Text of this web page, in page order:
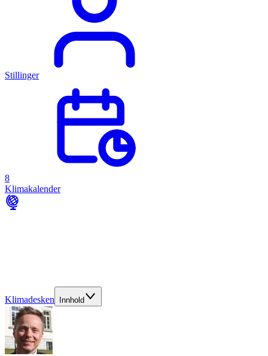
Stillinger
8
Klimakalender
Klimadesken Innhold